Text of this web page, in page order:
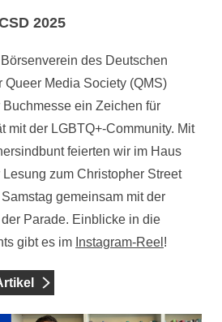
2025
des Deutschen
Queer Media Society (QMS)
ein Zeichen für
mit der LGBTQ+-Community. Mit
feierten wir im Haus
zum Christopher Street
gemeinsam mit der
Parade. Einblicke in die
gibt es im Instagram-Reel !